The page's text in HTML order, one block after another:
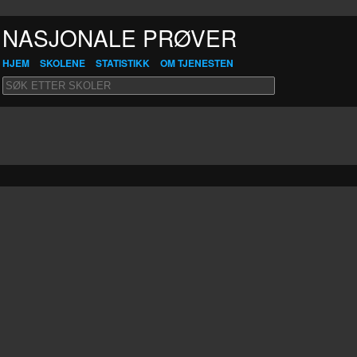
NASJONALE PRØVER
HJEM SKOLENE STATISTIKK OM TJENESTEN